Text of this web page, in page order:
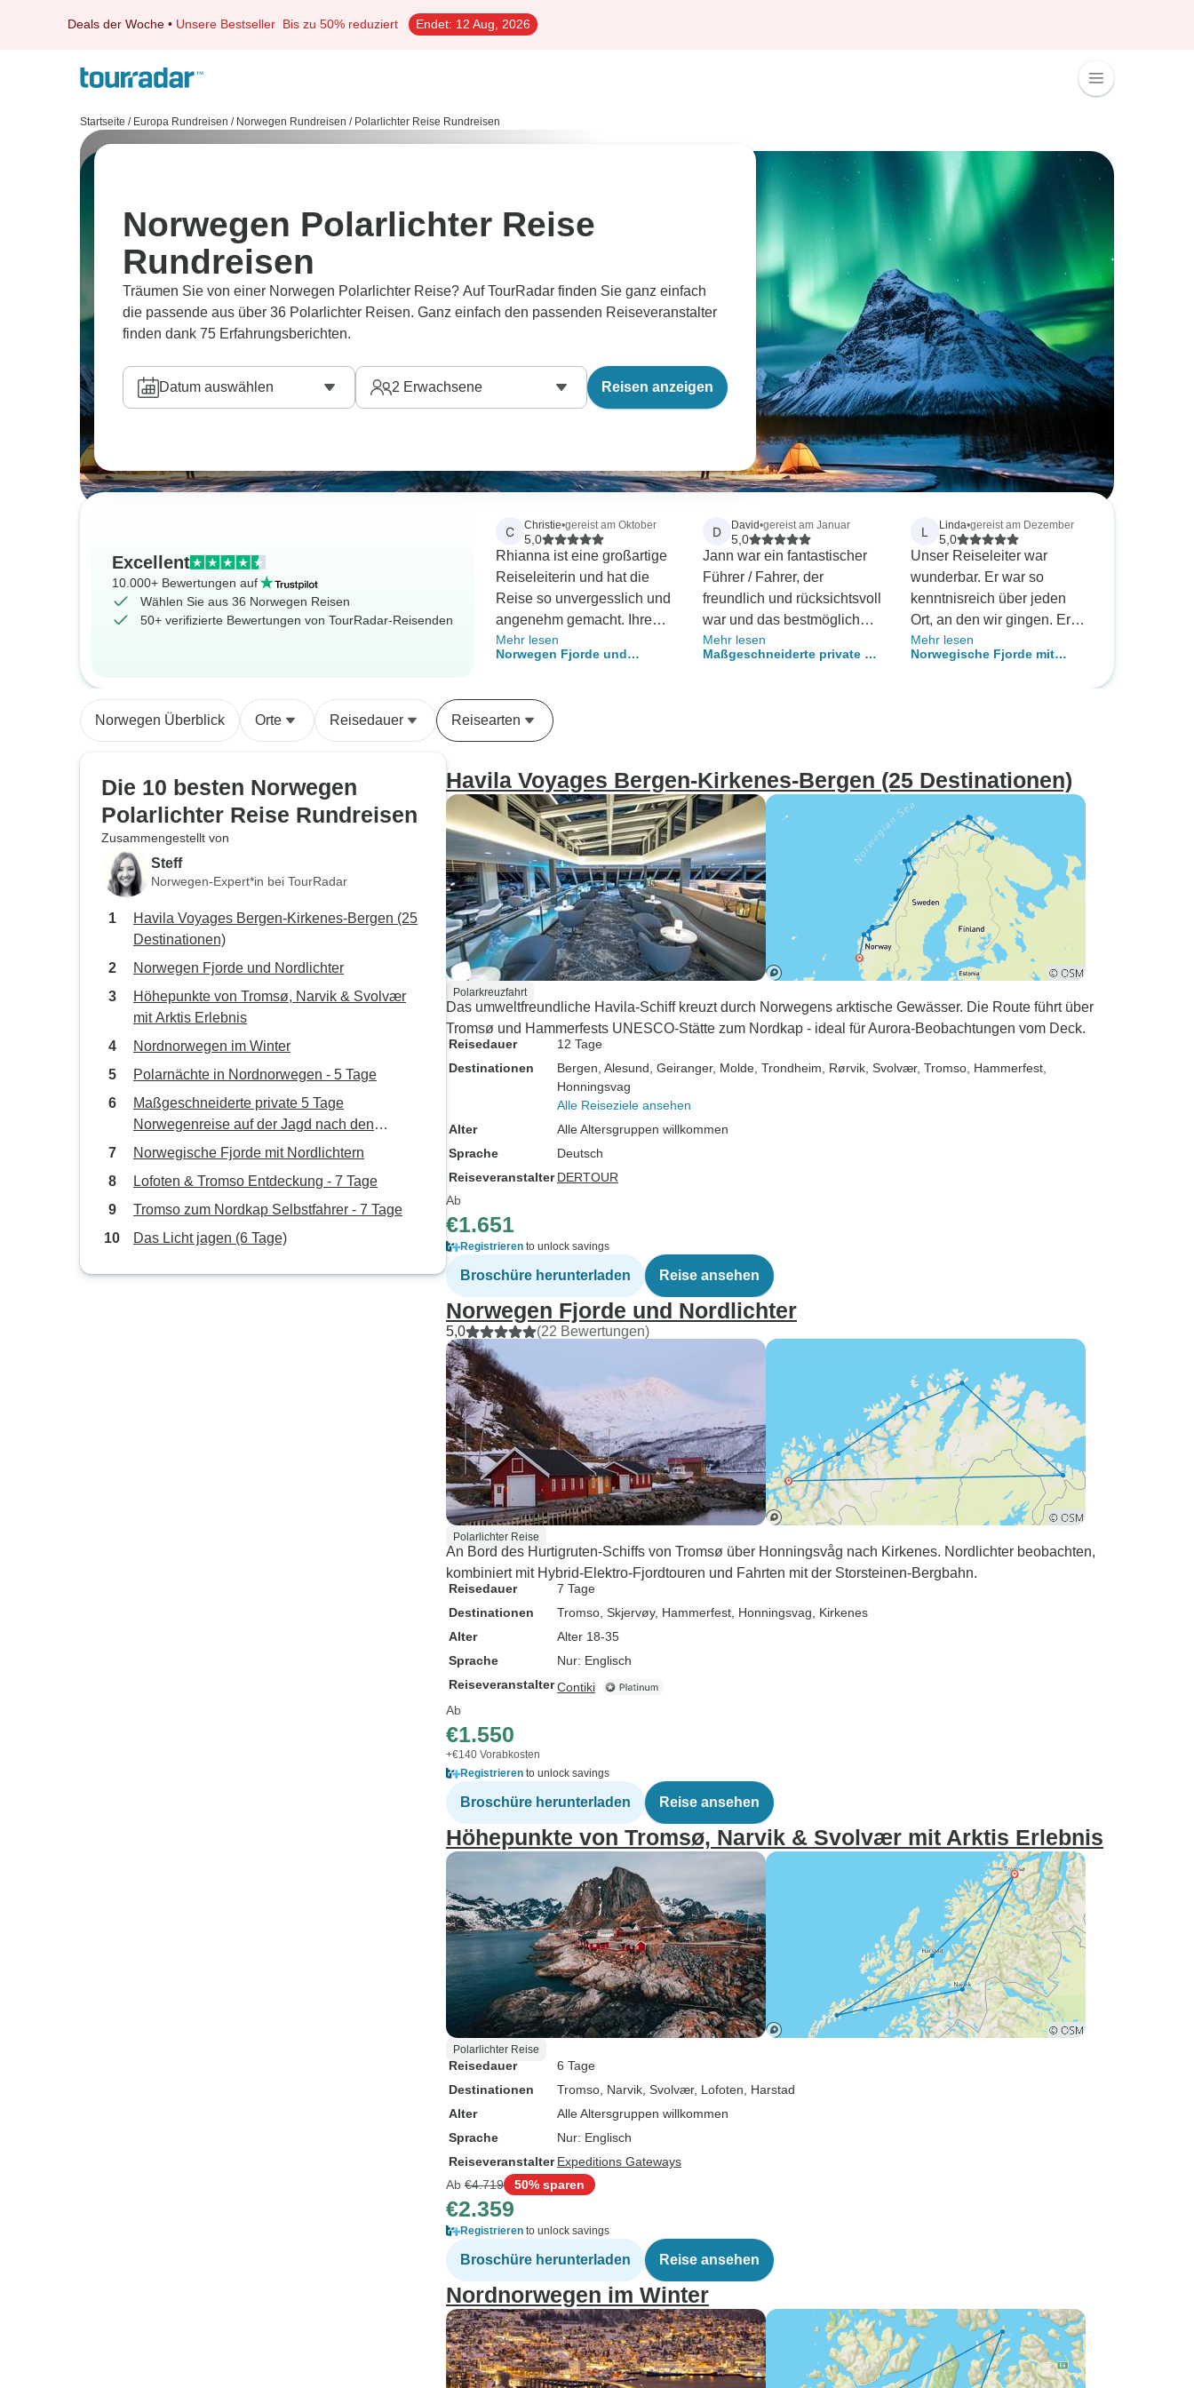
Deals der Woche • Unsere Bestseller Bis zu 50% reduziert Endet: 12 Aug, 2026
Startseite / Europa Rundreisen / Norwegen Rundreisen / Polarlichter Reise Rundreisen
Norwegen Polarlichter Reise
Rundreisen
Träumen Sie von einer Norwegen Polarlichter Reise? Auf TourRadar finden Sie ganz einfach
die passende aus über 36 Polarlichter Reisen. Ganz einfach den passenden Reiseveranstalter
finden dank 75 Erfahrungsberichten.
Datum auswählen 2 Erwachsene Reisen anzeigen
Excellent
10.000+ Bewertungen auf
Wählen Sie aus 36 Norwegen Reisen
50+ verifizierte Bewertungen von TourRadar-Reisenden
C Christie•gereist am Oktober
5,0
Rhianna ist eine großartige
Reiseleiterin und hat die
Reise so unvergesslich und
angenehm gemacht. Ihre
aufgeschlossene und
quirlige Persönlichkeit
macht jeden aufgeregt für
den bevorstehenden Tag.
kann leicht mit ihr reden und
sie tut alles, um Ihnen zu
helfen, wo sie nur kann.
Man merkt deutlich, dass sie
eine Leidenschaft für
Reisen und Bildung hat,
und ich würde gerne wieder
eine Tour mit ihr machen.
Mehr lesen
Norwegen Fjorde und
D David•gereist am Januar
5,0
Jann war ein fantastischer
Führer / Fahrer, der
freundlich und rücksichtsvoll
war und das bestmögliche
Erlebnis für seine Gäste
wollte!!! Jann war freundlich
Wir hatten sehr viel Glück
und hatten eine großartige
Beobachtungsnacht und
Jann hatte uns darauf
vorbereitet, dass wir nichts
sehen würden, ich würde
das Erlebnis mit Jann jedem
empfehlen!
Mehr lesen
Maßgeschneiderte private 5
L Linda•gereist am Dezember
5,0
Unser Reiseleiter war
wunderbar. Er war so
kenntnisreich über jeden
Ort, an den wir gingen. Er
hat sich wirklich darum
gekümmert, dass wir eine
sich um jeden Bedarf, den
wir hatten und freute sich
darauf. Ich glaube, wir alle
auf dieser Tour haben uns in
ihn verliebt.
Mehr lesen
Norwegische Fjorde mit
Norwegen Überblick Orte Reisedauer Reisearten
Die 10 besten Norwegen
Polarlichter Reise Rundreisen
Zusammengestellt von
Steff
Norwegen-Expert*in bei TourRadar
Havila Voyages Bergen-Kirkenes-Bergen (25
Destinationen)
Norwegen Fjorde und Nordlichter
Höhepunkte von Tromsø, Narvik & Svolvær
mit Arktis Erlebnis
Nordnorwegen im Winter
Polarnächte in Nordnorwegen - 5 Tage
Maßgeschneiderte private 5 Tage
Norwegenreise auf der Jagd nach den
Nordlichtern
Norwegische Fjorde mit Nordlichtern
Lofoten & Tromso Entdeckung - 7 Tage
Tromso zum Nordkap Selbstfahrer - 7 Tage
Das Licht jagen (6 Tage)
Havila Voyages Bergen-Kirkenes-Bergen (25 Destinationen)
Polarkreuzfahrt
Das umweltfreundliche Havila-Schiff kreuzt durch Norwegens arktische Gewässer. Die Route führt über
Tromsø und Hammerfests UNESCO-Stätte zum Nordkap - ideal für Aurora-Beobachtungen vom Deck.
Reisedauer
12 Tage
Destinationen
Bergen , Alesund , Geiranger, Molde , Trondheim , Rørvik , Svolvær, Tromso , Hammerfest
Honningsvag
Alle Reiseziele ansehen
Alter
Alle Altersgruppen willkommen
Sprache
Deutsch
Reiseveranstalter DERTOUR
Ab
€1.651
Registrieren to unlock savings
Broschüre herunterladen Reise ansehen
Norwegen Fjorde und Nordlichter
5,0 (22 Bewertungen)
Polarlichter Reise
An Bord des Hurtigruten-Schiffs von Tromsø über Honningsvåg nach Kirkenes. Nordlichter beobachten,
kombiniert mit Hybrid-Elektro-Fjordtouren und Fahrten mit der Storsteinen-Bergbahn.
Reisedauer
7 Tage
Destinationen
Tromso , Skjervøy, Hammerfest , Honningsvag , Kirkenes
Alter
Alter 18-35
Sprache
Nur: Englisch
ReiseveranstalterContiki
Ab
€1.550
+€140 Vorabkosten
Registrieren to unlock savings
Broschüre herunterladen Reise ansehen
Höhepunkte von Tromsø, Narvik & Svolvær mit Arktis Erlebnis
Polarlichter Reise
Reisedauer
6 Tage
Destinationen
Tromso , Narvik , Svolvær, Lofoten , Harstad
Alter
Alle Altersgruppen willkommen
Sprache
Nur: Englisch
Reiseveranstalter Expeditions Gateways
Ab €4.719 50% sparen
€2.359
Registrieren to unlock savings
Broschüre herunterladen Reise ansehen
Nordnorwegen im Winter